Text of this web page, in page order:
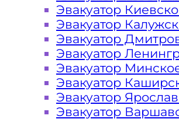
Ясенево
Москва
Эвакуатор
Эвакуатор
Эвакуатор
Эвакуатор
Эвакуатор
Эвакуатор
Эвакуатор
Эвакуатор